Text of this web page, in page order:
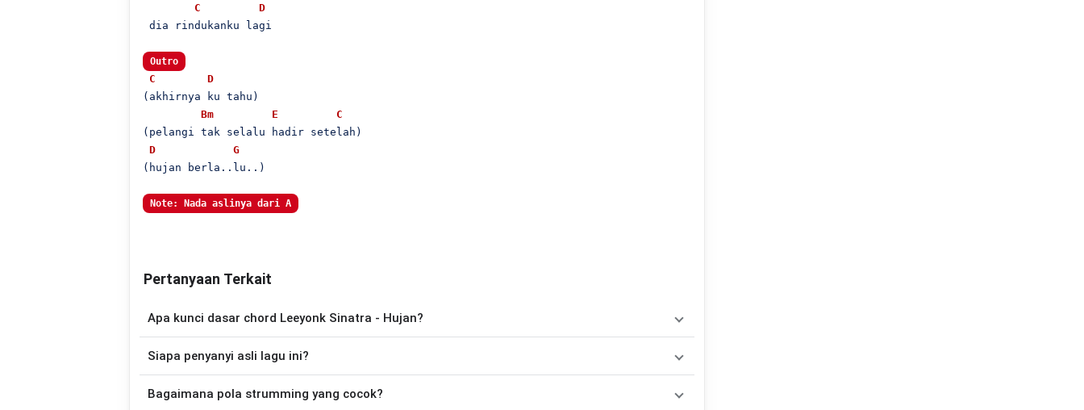
C
D
dia rindukanku lagi
Outro
C
D
(akhirnya ku tahu)
Bm
E
C
(pelangi tak selalu hadir setelah)
D
G
(hujan berla..lu..)
Note: Nada aslinya dari A
Pertanyaan Terkait
Apa kunci dasar chord Leeyonk Sinatra - Hujan?
sehingga lebih mudah dimainkan oleh pemula maupun gitaris yang ingin belajar memainkan lagu ini.
Siapa penyanyi asli lagu ini?
chord gitar yang lebih mudah dimainkan tanpa mengubah alur lagu.
Bagaimana pola strumming yang cocok?